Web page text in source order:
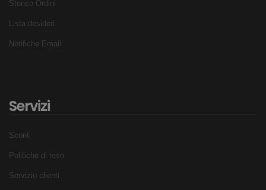
Storico Ordini
Lista desideri
Notifiche Email
Servizi
Sconti
Politiche di reso
Servizio clienti